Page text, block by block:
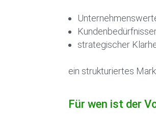
strategischer
ein strukturiertes
Für wen ist der